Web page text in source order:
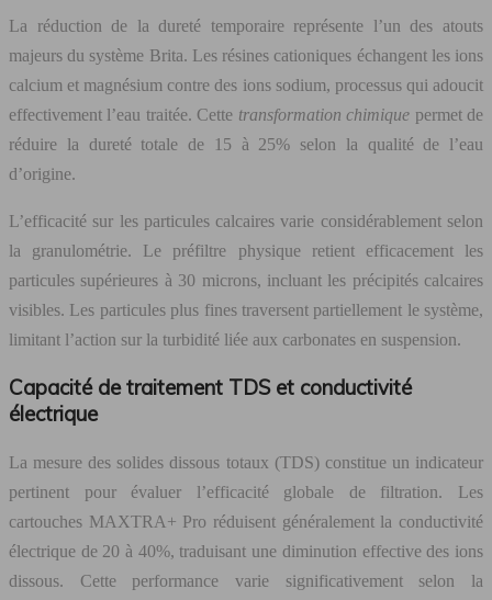
La réduction de la dureté temporaire représente l’un des atouts
majeurs du système Brita. Les résines cationiques échangent les ions
calcium et magnésium contre des ions sodium, processus qui adoucit
effectivement l’eau traitée. Cette transformation chimique permet de
réduire la dureté totale de 15 à 25% selon la qualité de l’eau
d’origine.
L’efficacité sur les particules calcaires varie considérablement selon
la granulométrie. Le préfiltre physique retient efficacement les
particules supérieures à 30 microns, incluant les précipités calcaires
visibles. Les particules plus fines traversent partiellement le système,
limitant l’action sur la turbidité liée aux carbonates en suspension.
Capacité de traitement TDS et conductivité
électrique
La mesure des solides dissous totaux (TDS) constitue un indicateur
pertinent pour évaluer l’efficacité globale de filtration. Les
cartouches MAXTRA+ Pro réduisent généralement la conductivité
électrique de 20 à 40%, traduisant une diminution effective des ions
dissous. Cette performance varie significativement selon la